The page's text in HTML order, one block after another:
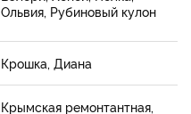
Ольвия, Рубиновый кулон
Крошка, Диана
Крымская ремонтантная,